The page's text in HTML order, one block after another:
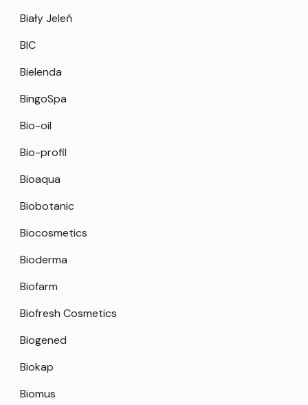
Biały Jeleń
BIC
Bielenda
BingoSpa
Bio-oil
Bio-profil
Bioaqua
Biobotanic
Biocosmetics
Bioderma
Biofarm
Biofresh Cosmetics
Biogened
Biokap
Biomus